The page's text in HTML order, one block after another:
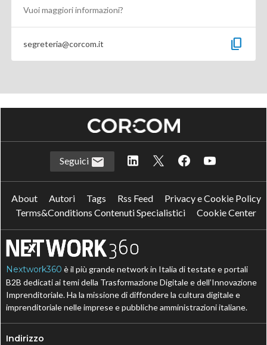
Vuoi maggiori informazioni?
segreteria@corcom.it content_copy
Seguici
About Autori Tags Rss Feed
Privacy e Cookie Policy
Terms&Conditions Contenuti Specialistici
Cookie Center
Nextwork360 è il più grande network in Italia di testate e portali
B2B dedicati ai temi della Trasformazione Digitale e dell’Innovazione
Imprenditoriale. Ha la missione di diffondere la cultura digitale e
imprenditoriale nelle imprese e pubbliche amministrazioni italiane.
Indirizzo